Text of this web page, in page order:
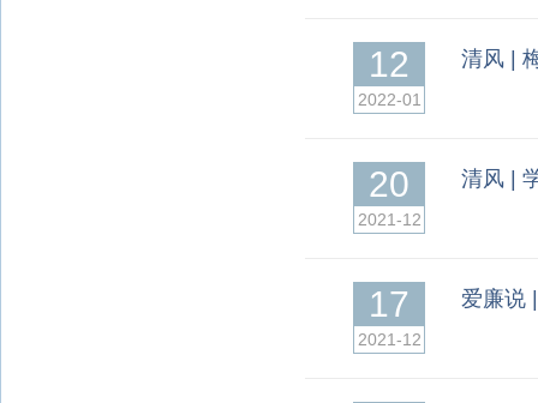
12
2022-01
清风 |
20
2021-12
清风 |
17
2021-12
爱廉说